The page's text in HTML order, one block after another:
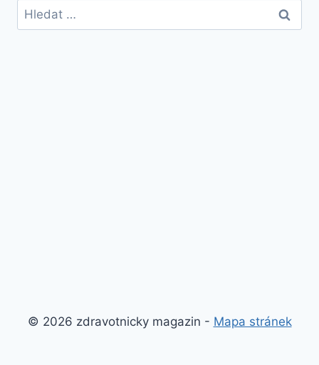
Vyhledávání
© 2026 zdravotnicky magazin - Mapa stránek